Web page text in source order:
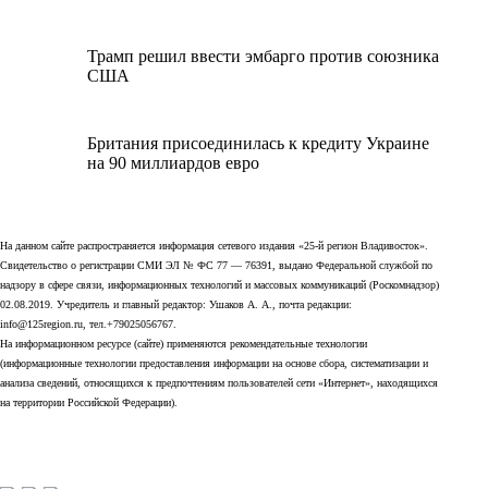
Трамп решил ввести эмбарго против союзника
США
Британия присоединилась к кредиту Украине
на 90 миллиардов евро
На данном сайте распространяется информация сетевого издания «25-й регион Владивосток».
Свидетельство о регистрации СМИ ЭЛ № ФС 77 — 76391, выдано Федеральной службой по
надзору в сфере связи, информационных технологий и массовых коммуникаций (Роскомнадзор)
02.08.2019. Учредитель и главный редактор: Ушаков А. А., почта редакции:
info@125region.ru, тел.+79025056767.
На информационном ресурсе (сайте) применяются рекомендательные технологии
(информационные технологии предоставления информации на основе сбора, систематизации и
анализа сведений, относящихся к предпочтениям пользователей сети «Интернет», находящихся
на территории Российской Федерации).